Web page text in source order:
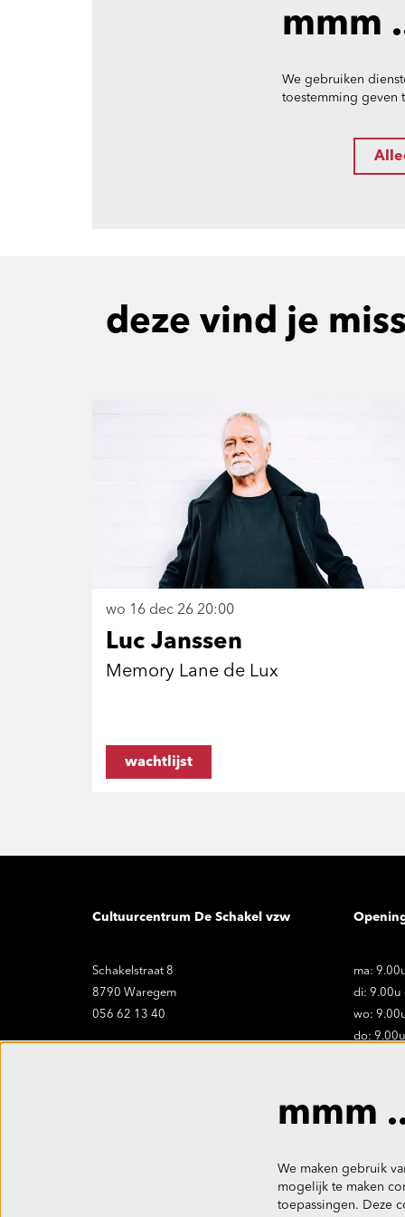
mmm
We gebruiken
toestemming geven
deze vind je
Luc Janssen
Memory Lane de Lux
wo 16 dec 26 20:00
wachtlijst
Cultuurcentrum De Schakel vzw
Schakelstraat 8
8790 Waregem
056 62 13 40
ma:
di: 9.00u
wo:
do:
vr. 19.06
mmm
We maken gebruik
mogelijk te maken
toepassingen. Deze